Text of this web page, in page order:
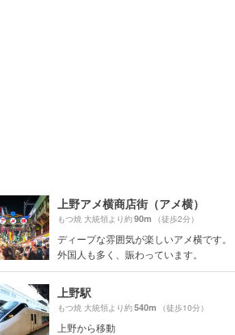
上野アメ横商店街（アメ横）
もつ焼 大統領より約90m （徒歩2分）
ディープな雰囲気が楽しいアメ横です。
外国人も多く、賑わっています。
上野駅
もつ焼 大統領より約540m （徒歩10分）
上野から移動